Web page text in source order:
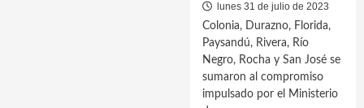
lunes 31 de julio de 2023
Colonia, Durazno, Florida,
Paysandú, Rivera, Río
Negro, Rocha y San José se
sumaron al compromiso
impulsado por el Ministerio